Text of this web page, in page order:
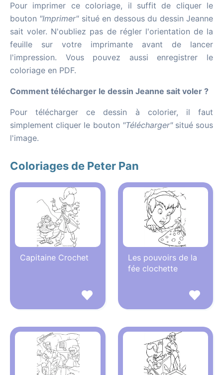
Pour imprimer ce coloriage, il suffit de cliquer le
bouton "Imprimer"situé en dessous du dessin Jeanne
sait voler. N'oubliez pas de régler l'orientation de la
feuille sur votre imprimante avant de lancer
l'impression. Vous pouvez aussi enregistrer le
coloriage en PDF.
Comment télécharger le dessin Jeanne sait voler ?
Pour télécharger ce dessin à colorier, il faut
simplement cliquer le bouton "Télécharger"situé sous
l'image.
Coloriages de Peter Pan
Capitaine Crochet
Les pouvoirs de la
fée clochette